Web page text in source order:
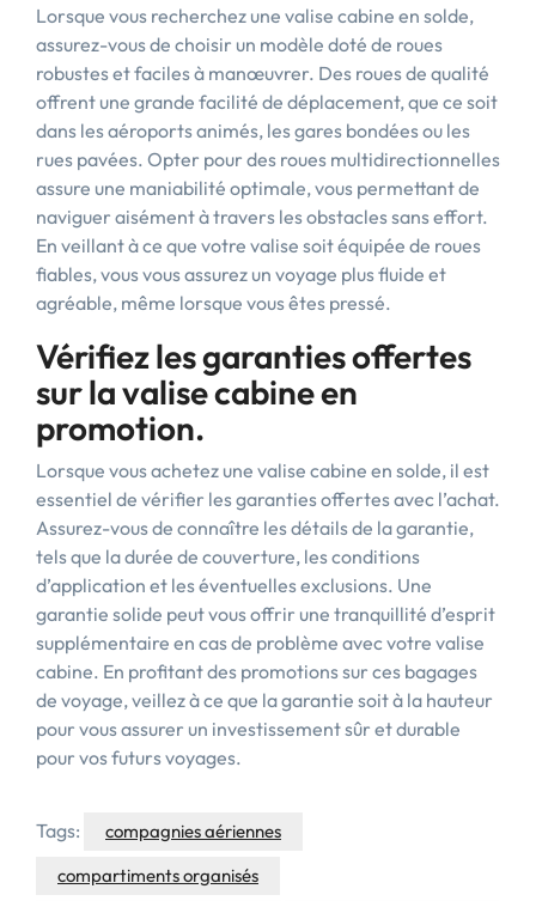
Lorsque vous recherchez une valise cabine en solde,
assurez-vous de choisir un modèle doté de roues
robustes et faciles à manœuvrer. Des roues de qualité
offrent une grande facilité de déplacement, que ce soit
dans les aéroports animés, les gares bondées ou les
rues pavées. Opter pour des roues multidirectionnelles
assure une maniabilité optimale, vous permettant de
naviguer aisément à travers les obstacles sans effort.
En veillant à ce que votre valise soit équipée de roues
fiables, vous vous assurez un voyage plus fluide et
agréable, même lorsque vous êtes pressé.
Vérifiez les garanties offertes
sur la valise cabine en
promotion.
Lorsque vous achetez une valise cabine en solde, il est
essentiel de vérifier les garanties offertes avec l’achat.
Assurez-vous de connaître les détails de la garantie,
tels que la durée de couverture, les conditions
d’application et les éventuelles exclusions. Une
garantie solide peut vous offrir une tranquillité d’esprit
supplémentaire en cas de problème avec votre valise
cabine. En profitant des promotions sur ces bagages
de voyage, veillez à ce que la garantie soit à la hauteur
pour vous assurer un investissement sûr et durable
pour vos futurs voyages.
Tags:
compagnies aériennes
compartiments organisés